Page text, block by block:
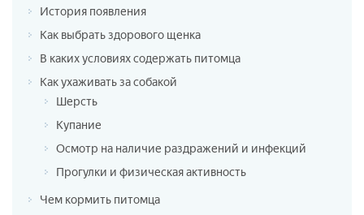
История появления
Как выбрать здорового щенка
В каких условиях содержать питомца
Как ухаживать за собакой
Шерсть
Купание
Осмотр на наличие раздражений и инфекций
Прогулки и физическая активность
Чем кормить питомца